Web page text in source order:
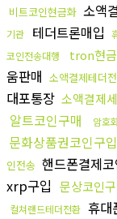
비트코인현금화 소액
기관
테더트론매입
코인전송대행
tron현
움판매 소액결제테더
대포통장 소액결제
알트코인구매
암호
문화상품권코인구입
인전송 핸드폰결제
xrp구입 문상코인
컬쳐랜드테더전환 휴대